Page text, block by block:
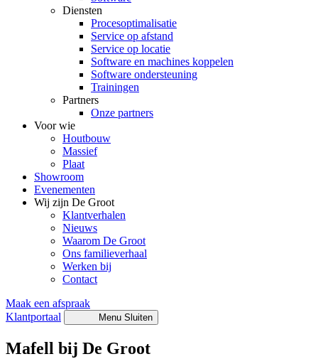
Diensten
Procesoptimalisatie
Service op afstand
Service op locatie
Software en machines koppelen
Software ondersteuning
Trainingen
Partners
Onze partners
Voor wie
Houtbouw
Massief
Plaat
Showroom
Evenementen
Wij zijn De Groot
Klantverhalen
Nieuws
Waarom De Groot
Ons familieverhaal
Werken bij
Contact
Maak een afspraak
Klantportaal
Menu Sluiten
Mafell bij De Groot